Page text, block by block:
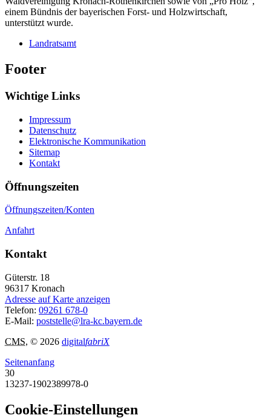
einem Bündnis der bayerischen Forst- und Holzwirtschaft,
unterstützt wurde.
Landratsamt
Footer
Wichtige Links
Impressum
Datenschutz
Elektronische Kommunikation
Sitemap
Kontakt
Öffnungszeiten
Öffnungszeiten/Konten
Anfahrt
Kontakt
Güterstr. 18
96317 Kronach
Adresse auf Karte anzeigen
Telefon: 09261 678-0
E-Mail: poststelle@lra-kc.bayern.de
CMS, © 2026 digitalfabriX
Seitenanfang
30
13237-1902389978-0
Cookie-Einstellungen